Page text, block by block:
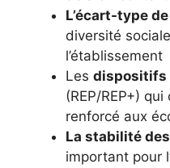
L’écart-type de
diversité
l’établissement
Les dispositifs
(REP/REP+)
renforcé aux
La stabilité
important pour